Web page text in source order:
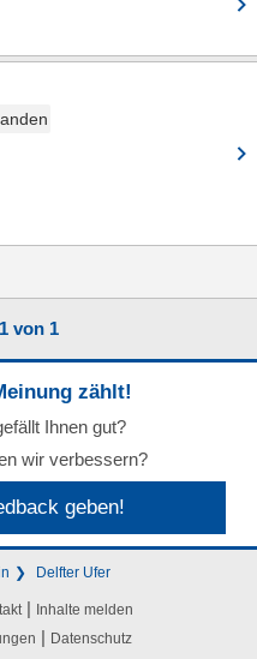
1 von 1
zählt!
Ihnen gut?
wir verbessern?
geben!
Delfter Ufer
| Inhalte melden
| Datenschutz